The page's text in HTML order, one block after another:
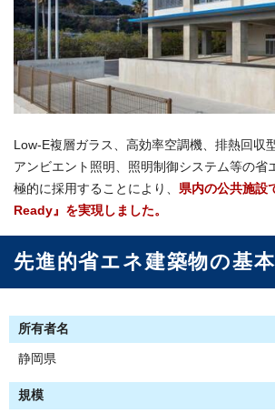
Low-E複層ガラス、高効率空調機、排熱回収
アンビエント照明、照明制御システム等の省
極的に採用することにより、 県内の公共施設
Ready』を実現しました。
先進的省エネ建築物の基
所有者名
静岡県
規模